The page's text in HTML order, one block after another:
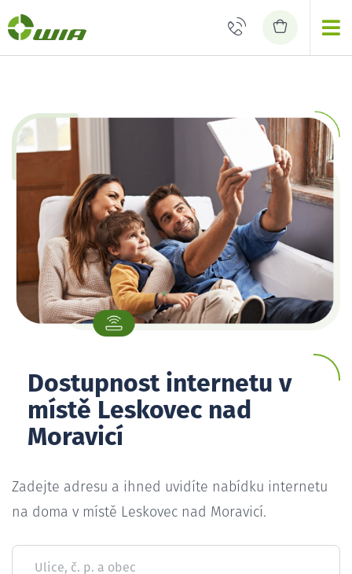
Dostupnost internetu v
místě Leskovec nad
Moravicí
Zadejte adresu a ihned uvidíte nabídku internetu
na doma v místě Leskovec nad Moravicí.
Ulice, č. p. a obec